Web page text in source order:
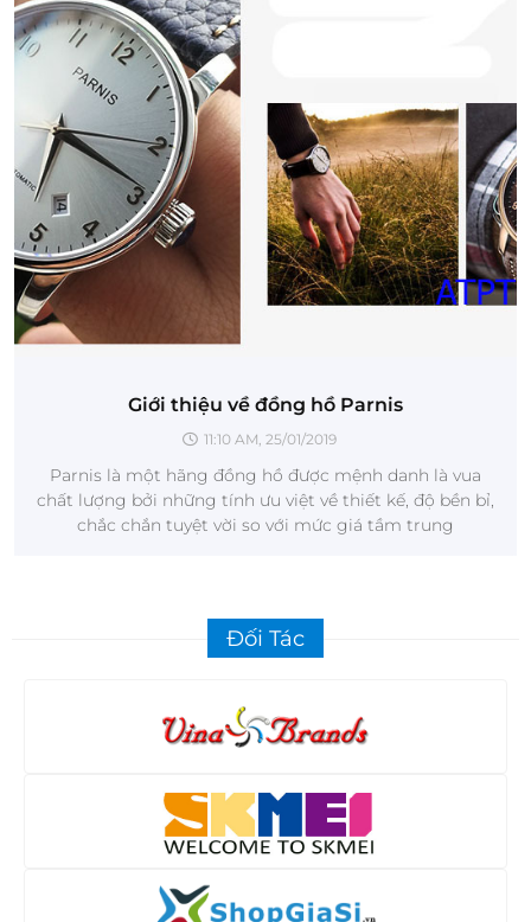
Giới thiệu về đồng hồ Parnis
11:10 AM, 25/01/2019
Parnis là một hãng đồng hồ được mệnh danh là vua
chất lượng bởi những tính ưu việt về thiết kế, độ bền bỉ,
chắc chắn tuyệt vời so với mức giá tầm trung
Đối Tác